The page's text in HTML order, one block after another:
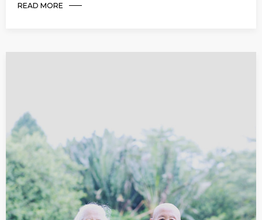
READ MORE